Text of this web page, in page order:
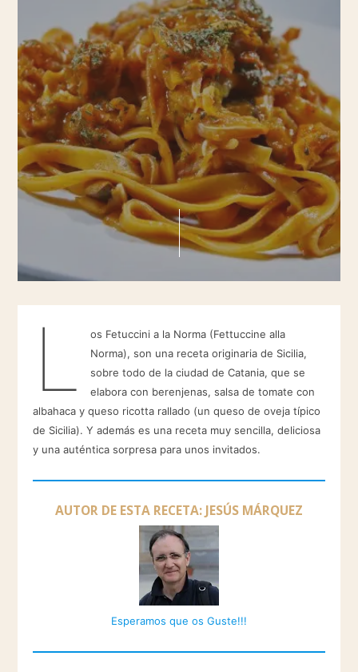
L
os Fetuccini a la Norma (Fettuccine alla
Norma), son una receta originaria de Sicilia,
sobre todo de la ciudad de Catania, que se
elabora con berenjenas, salsa de tomate con
albahaca y queso ricotta rallado (un queso de oveja típico
de Sicilia). Y además es una receta muy sencilla, deliciosa
y una auténtica sorpresa para unos invitados.
AUTOR DE ESTA RECETA: JESÚS MÁRQUEZ
Esperamos que os Guste!!!